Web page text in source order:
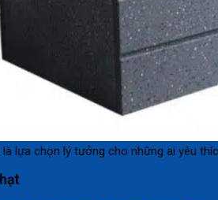
lựa chọn lý tưởng cho những ai yêu